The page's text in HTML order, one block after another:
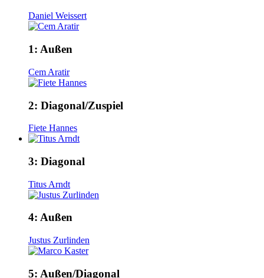
Daniel Weissert
1: Außen
Cem Aratir
2: Diagonal/Zuspiel
Fiete Hannes
3: Diagonal
Titus Arndt
4: Außen
Justus Zurlinden
5: Außen/Diagonal